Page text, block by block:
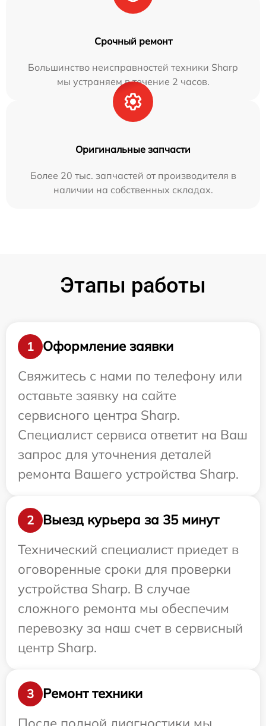
Срочный ремонт
Большинство неисправностей техники Sharp
мы устраняем в течение 2 часов.
Оригинальные запчасти
Более 20 тыс. запчастей от производителя в
наличии на собственных складах.
Этапы работы
1
Оформление заявки
Свяжитесь с нами по телефону или
оставьте заявку на сайте
сервисного центра Sharp.
Специалист сервиса ответит на Ваш
запрос для уточнения деталей
ремонта Вашего устройства Sharp.
2
Выезд курьера за 35 минут
Технический специалист приедет в
оговоренные сроки для проверки
устройства Sharp. В случае
сложного ремонта мы обеспечим
перевозку за наш счет в сервисный
центр Sharp.
3
Ремонт техники